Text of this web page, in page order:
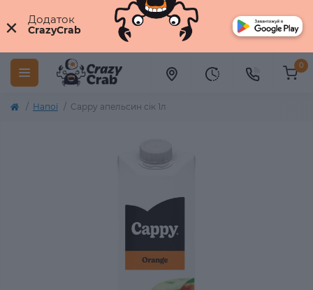
0
Напої Cappy апельсин сік 1л
× Додаток
CrazyCrab